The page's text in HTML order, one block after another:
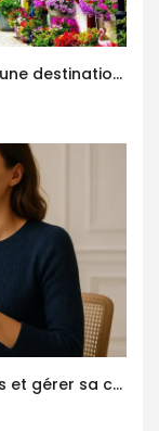
Découvrir Saint-Valery-sur-Somme : une destination idéale pour des vacances entre nature et patrimoine
Indy : Comment bénéficier d’un bonus et gérer sa comptabilité plus facilement ?